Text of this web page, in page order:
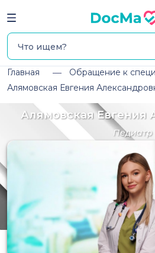
Главная
Обращение к
Алямовская Евгения
Алямовская Евгения
Педиатр